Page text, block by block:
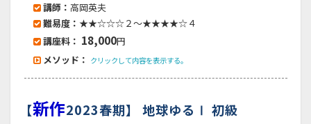
講師： 高岡英夫
難易度： ★★☆☆☆２～★★★★☆４
講座料： 18,000円
メソッド： クリックして内容を表示する。
【新作2023春期】 地球ゆるⅠ 初級